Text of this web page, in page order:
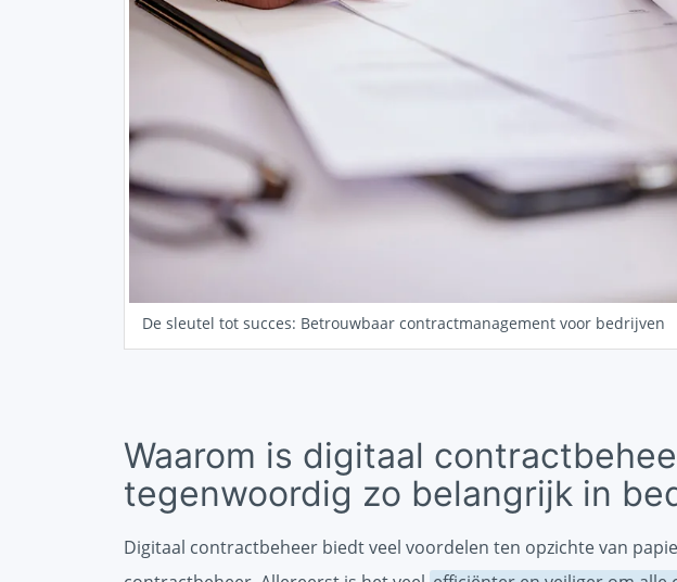
De sleutel tot succes: Betrouwbaar contractmanagement voor bedrijven
Waarom is digitaal
tegenwoordig zo belangrijk in
Digitaal contractbeheer biedt veel voordelen ten opzichte van